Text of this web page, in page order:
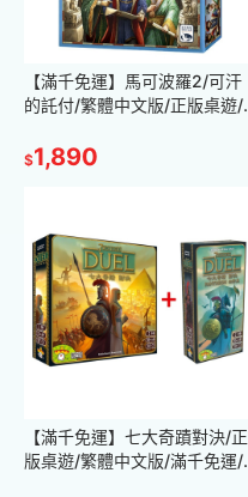
【滿千免運】馬可波羅2/可汗
的託付/繁體中文版/正版桌遊/
遊戲/現貨/好遊戲桌遊專賣
$1,890
【滿千免運】七大奇蹟對決/正
版桌遊/繁體中文版/滿千免運/